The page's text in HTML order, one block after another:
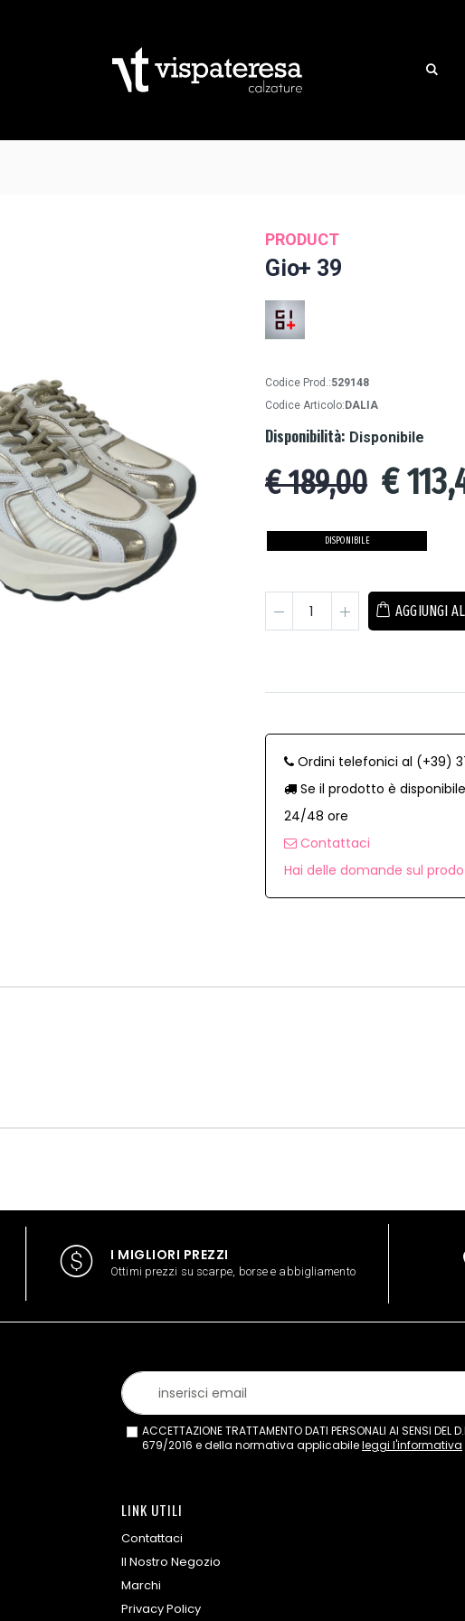
PRODUCT
Gio+ 39
Codice Prod.:529148
Codice Articolo: DALIA
Disponibilità: Disponibile
€ 189,00 €
DISPONIBILE
AGGIUNGI
Ordini telefonici al (+39)
Se il prodotto è
24/48 ore
Contattaci
Hai delle domande sul
I MIGLIORI PREZZI
Ottimi prezzi su scarpe, borse e abbigliamento
ACCETTAZIONE TRATTAMENTO DATI PERSONALI AI SENSI DEL
679/2016 e della normativa applicabileleggi l'informativa
LINK UTILI
Contattaci
Il Nostro Negozio
Marchi
Privacy Policy